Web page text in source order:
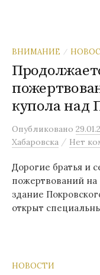
ВНИМАНИЕ /
купола над
Опубликовано
Хабаровска / Нет
Дорогие братья и
пожертвований на
здание
открыт
НОВОСТИ